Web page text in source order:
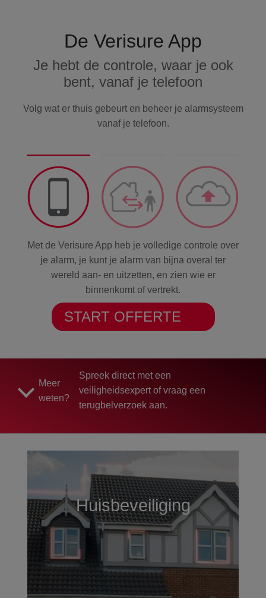
De Verisure App
Je hebt de controle, waar je ook
bent, vanaf je telefoon
Volg wat er thuis gebeurt en beheer je alarmsysteem
vanaf je telefoon.
Met de Verisure App heb je volledige controle over
je alarm, je kunt je alarm van bijna overal ter
wereld aan- en uitzetten, en zien wie er
binnenkomt of vertrekt.
START OFFERTE
Meer
weten?
Spreek direct met een
veiligheidsexpert of vraag een
terugbelverzoek aan.
Huisbeveiliging